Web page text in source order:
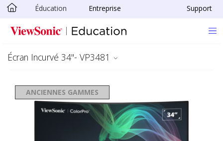
Passer au contenu principal
Éducation Entreprise Support
Écran Incurvé 34"- VP3481
ANCIENNES GAMMES